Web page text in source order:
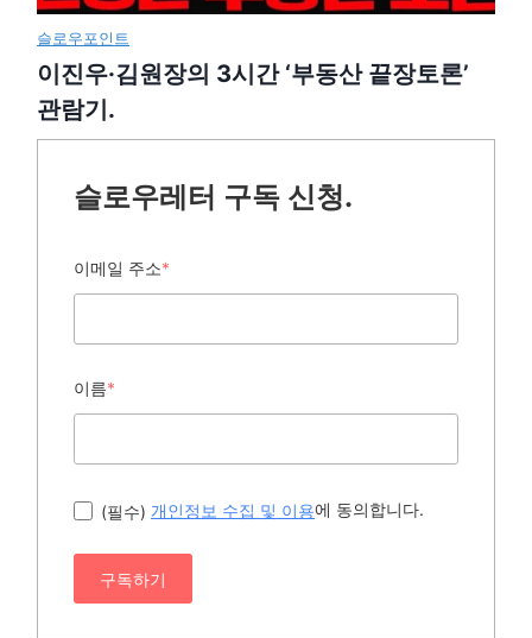
슬로우포인트
이진우·김원장의 3시간 ‘부동산 끝장토론’
관람기.
슬로우레터 구독 신청.
이메일 주소*
이름*
(필수) 개인정보 수집 및 이용에 동의합니다.
구독하기